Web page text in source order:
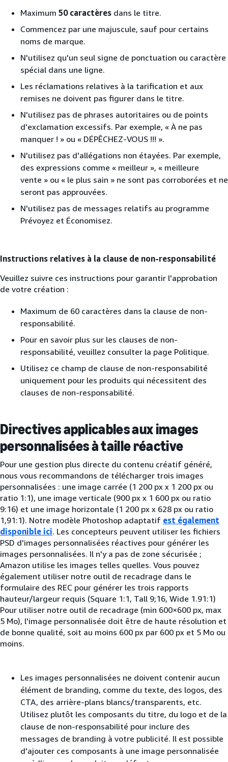
Maximum 50 caractères dans le titre.
Commencez par une majuscule, sauf pour certains
noms de marque.
N'utilisez qu'un seul signe de ponctuation ou caractère
spécial dans une ligne.
Les réclamations relatives à la tarification et aux
remises ne doivent pas figurer dans le titre.
N'utilisez pas de phrases autoritaires ou de points
d'exclamation excessifs. Par exemple, « À ne pas
manquer ! » ou « DÉPÊCHEZ-VOUS !!! ».
N'utilisez pas d'allégations non étayées. Par exemple,
des expressions comme « meilleur », « meilleure
vente » ou « le plus sain » ne sont pas corroborées et ne
seront pas approuvées.
N'utilisez pas de messages relatifs au programme
Prévoyez et Économisez.
Instructions relatives à la clause de non-responsabilité
Veuillez suivre ces instructions pour garantir l'approbation
de votre création :
Maximum de 60 caractères dans la clause de non-
responsabilité.
Pour en savoir plus sur les clauses de non-
responsabilité, veuillez consulter la page Politique.
Utilisez ce champ de clause de non-responsabilité
uniquement pour les produits qui nécessitent des
clauses de non-responsabilité.
Directives applicables aux images
personnalisées à taille réactive
Pour une gestion plus directe du contenu créatif généré,
nous vous recommandons de télécharger trois images
personnalisées : une image carrée (1 200 px x 1 200 px ou
ratio 1:1), une image verticale (900 px x 1 600 px ou ratio
9:16) et une image horizontale (1 200 px x 628 px ou ratio
1,91:1). Notre modèle Photoshop adaptatif est également
disponible ici. Les concepteurs peuvent utiliser les fichiers
PSD d'images personnalisées réactives pour générer les
images personnalisées. Il n'y a pas de zone sécurisée ;
Amazon utilise les images telles quelles. Vous pouvez
également utiliser notre outil de recadrage dans le
formulaire des REC pour générer les trois rapports
hauteur/largeur requis (Square 1:1, Tall 9;16, Wide 1.91:1)
Pour utiliser notre outil de recadrage (min 600×600 px, max
5 Mo), l'image personnalisée doit être de haute résolution et
de bonne qualité, soit au moins 600 px par 600 px et 5 Mo ou
moins.
Les images personnalisées ne doivent contenir aucun
élément de branding, comme du texte, des logos, des
CTA, des arrière-plans blancs/transparents, etc.
Utilisez plutôt les composants du titre, du logo et de la
clause de non-responsabilité pour inclure des
messages de branding à votre publicité. Il est possible
d'ajouter ces composants à une image personnalisée